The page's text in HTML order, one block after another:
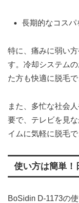
長期的なコスパ
特に、痛みに弱い
す。冷却システム
た方も快適に脱毛
また、多忙な社会
要で、テレビを見
イムに気軽に脱毛
使い方は簡単！
BoSidin D-1173の